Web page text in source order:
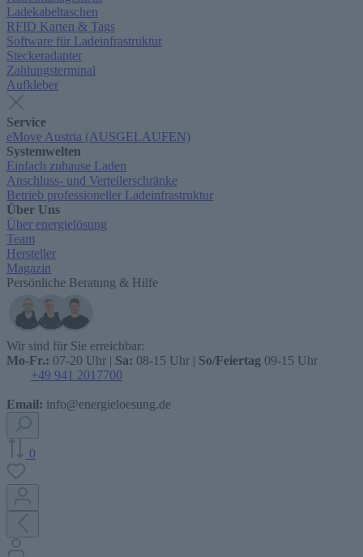
Ladekabeltaschen
RFID Karten & Tags
Software für Ladeinfrastruktur
Steckeradapter
Zahlungsterminal
Aufkleber
Service
eMove Austria (AUSGELAUFEN)
Systemwelten
Einfach zuhause Laden
Anschluss- und Verteilerschränke
Betrieb professioneller Ladeinfrastruktur
Über Uns
Über energielösung
Team
Hersteller
Magazin
Persönliche Beratung & Hilfe
Wir sind für Sie erreichbar:
Mo-Fr.: 07-20 Uhr | Sa: 08-15 Uhr | So/Feiertag 09-15 Uhr
+49 941 2017700
Email: info@energieloesung.de
0